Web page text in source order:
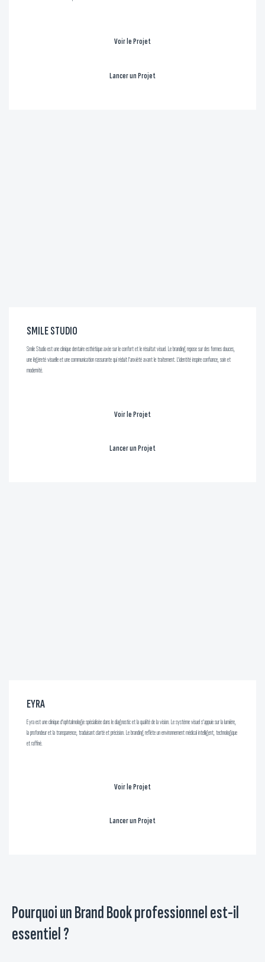
Voir le Projet
Lancer un Projet
SMILE STUDIO
Smile Studio est une clinique dentaire esthétique axée sur le confort et le résultat visuel. Le branding repose sur des formes douces,
une légèreté visuelle et une communication rassurante qui réduit l’anxiété avant le traitement. L’identité inspire confiance, soin et
modernité.
Voir le Projet
Lancer un Projet
EYRA
Eyra est une clinique d’ophtalmologie spécialisée dans le diagnostic et la qualité de la vision. Le système visuel s’appuie sur la lumière,
la profondeur et la transparence, traduisant clarté et précision. Le branding reflète un environnement médical intelligent, technologique
et raffiné.
Voir le Projet
Lancer un Projet
Pourquoi un Brand Book professionnel est-il
essentiel ?